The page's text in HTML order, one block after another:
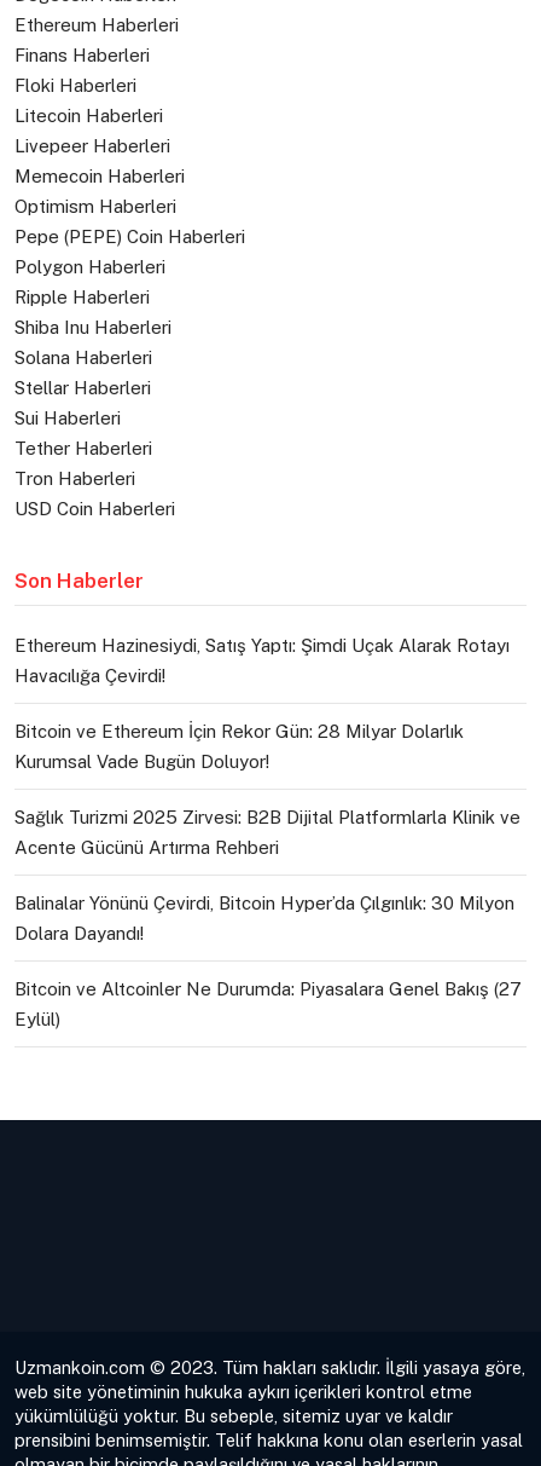
Ethereum Haberleri
Finans Haberleri
Floki Haberleri
Litecoin Haberleri
Livepeer Haberleri
Memecoin Haberleri
Optimism Haberleri
Pepe (PEPE) Coin Haberleri
Polygon Haberleri
Ripple Haberleri
Shiba Inu Haberleri
Solana Haberleri
Stellar Haberleri
Sui Haberleri
Tether Haberleri
Tron Haberleri
USD Coin Haberleri
Son Haberler
Ethereum Hazinesiydi, Satış Yaptı: Şimdi Uçak Alarak Rotayı
Havacılığa Çevirdi!
Bitcoin ve Ethereum İçin Rekor Gün: 28 Milyar Dolarlık
Kurumsal Vade Bugün Doluyor!
Sağlık Turizmi 2025 Zirvesi: B2B Dijital Platformlarla Klinik ve
Acente Gücünü Artırma Rehberi
Balinalar Yönünü Çevirdi, Bitcoin Hyper’da Çılgınlık: 30 Milyon
Dolara Dayandı!
Bitcoin ve Altcoinler Ne Durumda: Piyasalara Genel Bakış (27
Eylül)
Uzmankoin.com © 2023. Tüm hakları saklıdır. İlgili yasaya göre,
web site yönetiminin hukuka aykırı içerikleri kontrol etme
yükümlülüğü yoktur. Bu sebeple, sitemiz uyar ve kaldır
prensibini benimsemiştir. Telif hakkına konu olan eserlerin yasal